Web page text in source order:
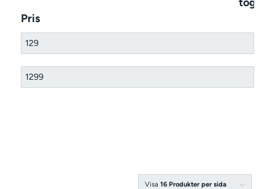
Visa16 Produkter per sida
Pris